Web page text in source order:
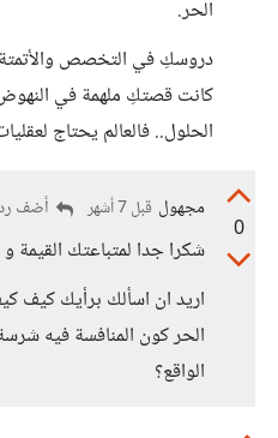
الحر.
​دروسكِ في التخصص والأتمتة
كانت قصتكِ ملهمة في
الحلول.. فالعالم يحتاج
0
مجهول قبل 7 أشهر أضف
شكرا جدا لمتباعتك القيمة
اريد ان اسألك برأيك كيف
الحر كون المنافسة فيه
الواقع؟